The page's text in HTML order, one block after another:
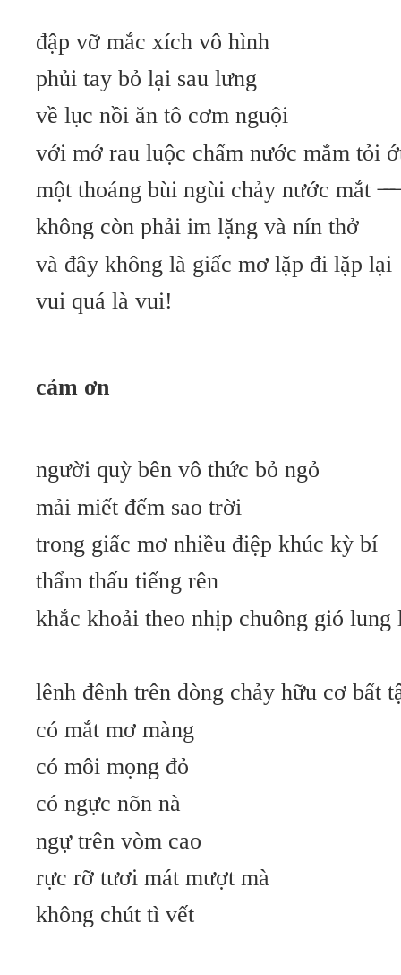
đập vỡ mắc xích vô hình
phủi tay bỏ lại sau lưng
về lục nồi ăn tô cơm nguội
với mớ rau luộc chấm nước mắm tỏi
một thoáng bùi ngùi chảy nước mắt
không còn phải im lặng và nín thở
và đây không là giấc mơ lặp đi lặp lại
vui quá là vui!
cảm ơn
người quỳ bên vô thức bỏ ngỏ
mải miết đếm sao trời
trong giấc mơ nhiều điệp khúc kỳ bí
thẩm thấu tiếng rên
khắc khoải theo nhịp chuông gió lung
lênh đênh trên dòng chảy hữu cơ bất
có mắt mơ màng
có môi mọng đỏ
có ngực nõn nà
ngự trên vòm cao
rực rỡ tươi mát mượt mà
không chút tì vết